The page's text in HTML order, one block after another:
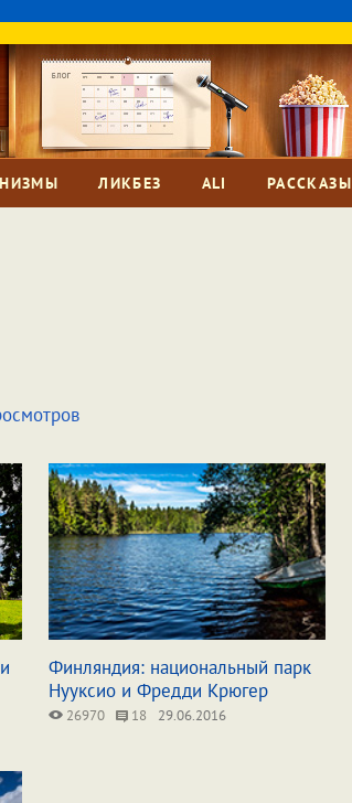
ЛИКБЕЗ ALI РАССКАЗЫ
Финляндия: национальный парк
Нууксио и Фредди Крюгер
26970 18 29.06.2016